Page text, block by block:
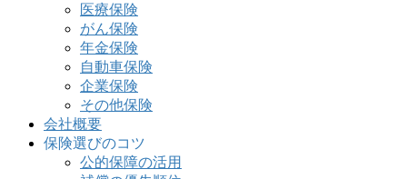
医療保険
がん保険
年金保険
自動車保険
企業保険
その他保険
会社概要
保険選びのコツ
公的保障の活用